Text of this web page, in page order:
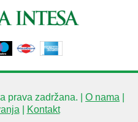
prava zadržana. | O nama
Kontakt